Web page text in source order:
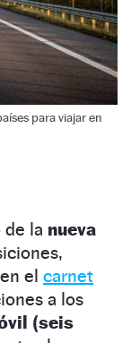
para viajar en
la nueva
el carnet
a los
(seis